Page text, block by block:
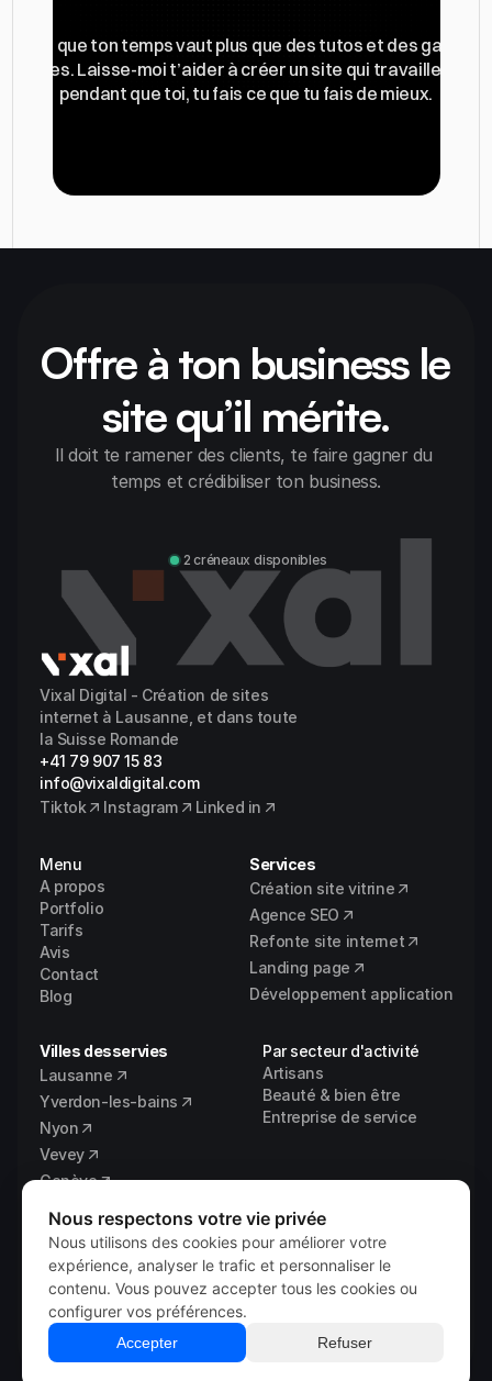
Parce que ton temps vaut plus que des tutos et des galères
Laisse-moi t’aider à créer un site qui travaille pour
pendant que toi, tu fais ce que tu fais de mieux.
Offre à ton business le
site qu’il mérite.
Il doit te ramener des clients, te faire gagner du
temps et crédibiliser ton business.
Discuter avec Alexandre
2 créneaux disponibles
Vixal Digital - Création de sites
internet à Lausanne, et dans toute
la Suisse Romande
+41 79 907 15 83
info@vixaldigital.com
Tiktok
Instagram Linked in
Menu
A propos
Portfolio
Tarifs
Avis
Contact
Blog
Par secteur d'activité
Artisans
Beauté & bien être
Entreprise de service
Villes desservies
Yverdon-les-bains
Nyon
Vevey
Lausanne
Genève
Vaud
Services
Refonte site internet
Landing page
Agence SEO
Création site vitrine
Développement application
© 2026 Vixal Digital
Nous respectons votre vie privée
Nous utilisons des cookies pour améliorer votre
expérience, analyser le trafic et personnaliser le
contenu. Vous pouvez accepter tous les cookies ou
configurer vos préférences.
Accepter Refuser